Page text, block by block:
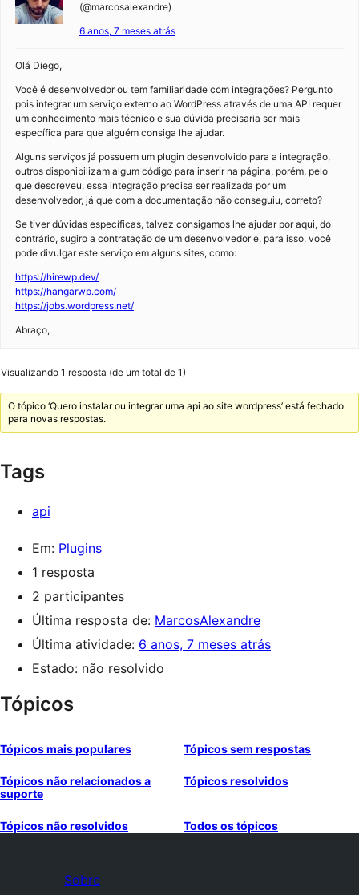
(@marcosalexandre)
6 anos, 7 meses atrás
Olá Diego,
Você é desenvolvedor ou tem familiaridade com integrações? Pergunto
pois integrar um serviço externo ao WordPress através de uma API requer
um conhecimento mais técnico e sua dúvida precisaria ser mais
específica para que alguém consiga lhe ajudar.
Alguns serviços já possuem um plugin desenvolvido para a integração,
outros disponibilizam algum código para inserir na página, porém, pelo
que descreveu, essa integração precisa ser realizada por um
desenvolvedor, já que com a documentação não conseguiu, correto?
Se tiver dúvidas específicas, talvez consigamos lhe ajudar por aqui, do
contrário, sugiro a contratação de um desenvolvedor e, para isso, você
pode divulgar este serviço em alguns sites, como:
https://hirewp.dev/
https://hangarwp.com/
https://jobs.wordpress.net/
Abraço,
Visualizando 1 resposta (de um total de 1)
O tópico ‘Quero instalar ou integrar uma api ao site wordpress’ está fechado
para novas respostas.
Tags
api
Em: Plugins
1 resposta
2 participantes
Última resposta de: MarcosAlexandre
Última atividade: 6 anos, 7 meses atrás
Estado: não resolvido
Tópicos
Tópicos mais populares Tópicos sem respostas
Tópicos não relacionados a
suporte
Tópicos resolvidos
Tópicos não resolvidos Todos os tópicos
Sobre